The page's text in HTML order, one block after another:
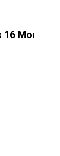
Monate